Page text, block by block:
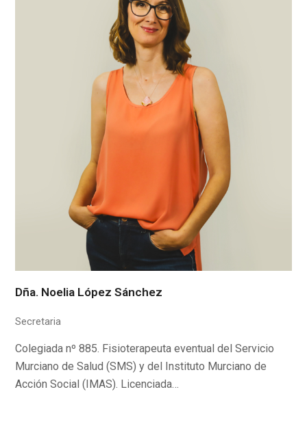
Dña. Noelia López Sánchez
Secretaria
Colegiada nº 885. Fisioterapeuta eventual del Servicio
Murciano de Salud (SMS) y del Instituto Murciano de
Acción Social (IMAS). Licenciada…